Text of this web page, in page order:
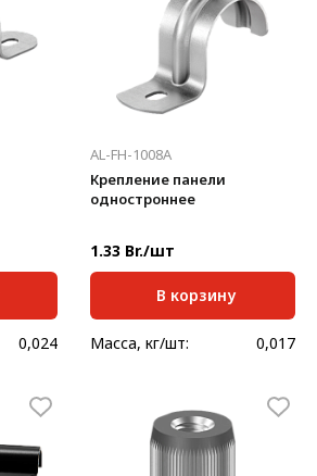
0,024
AL-FH-1008A
Крепление панели
одностроннее
1.33 Br./шт
В корзину
Масса, кг/шт: 0,017